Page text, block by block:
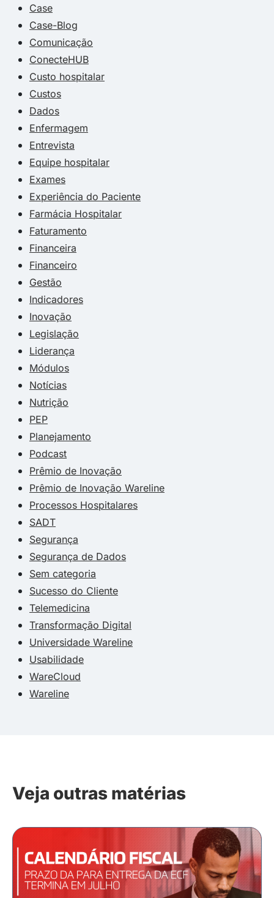
Case
Case-Blog
Comunicação
ConecteHUB
Custo hospitalar
Custos
Dados
Enfermagem
Entrevista
Equipe hospitalar
Exames
Experiência do Paciente
Farmácia Hospitalar
Faturamento
Financeira
Financeiro
Gestão
Indicadores
Inovação
Legislação
Liderança
Módulos
Notícias
Nutrição
PEP
Planejamento
Podcast
Prêmio de Inovação
Prêmio de Inovação Wareline
Processos Hospitalares
SADT
Segurança
Segurança de Dados
Sem categoria
Sucesso do Cliente
Telemedicina
Transformação Digital
Universidade Wareline
Usabilidade
WareCloud
Wareline
Veja outras matérias